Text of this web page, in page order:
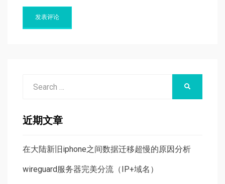
近期文章
在大陆新旧iphone之间数据迁移超慢的原因分析
wireguard服务器完美分流（IP+域名）